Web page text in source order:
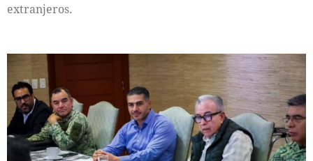
extranjeros.